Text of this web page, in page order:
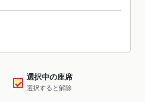
✓ 選択中の座席
選択すると解除